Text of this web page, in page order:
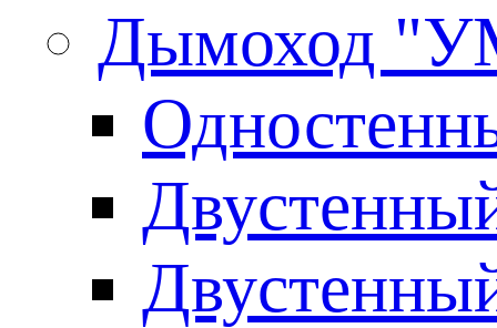
Дымоход